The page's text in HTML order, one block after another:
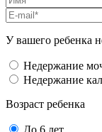
У вашего ребенка
Недержание
Недержание
Возраст ребенка